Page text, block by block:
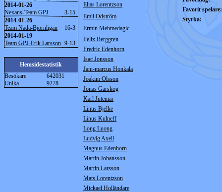
2014-01-26
Nexans-Team GPJ
3-15
2014-01-26
Team Nada-Björnligan
16-3
2014-01-19
Team GPJ-Erik Larsson 9-13
Hemsidestatistik
Besökare
642031
Unika
9278
Favorit spelare:
Styrka:
Elias Lorentzson
Emil Odström
Ermin Mehmedagic
Felix Berggren
Fredric Edenhorn
Isac Jonsson
Jani-marcus Honkala
Joakim Olsson
Jonas Gärskog
Karl Jutemar
Linus Bjelke
Linus Kulneff
Long Luong
Ludvig Axell
Magnus Edenhorn
Martin Johansson
Martin Larsson
Mats Lorentzson
Mickael Holländare